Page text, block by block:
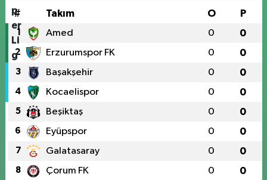
# Takım O P
1 Amed 0 0
2 Erzurumspor FK 0 0
3 Başakşehir 0 0
4 Kocaelispor 0 0
5 Beşiktaş 0 0
6 Eyüpspor 0 0
7 Galatasaray 0 0
8 Çorum FK 0 0